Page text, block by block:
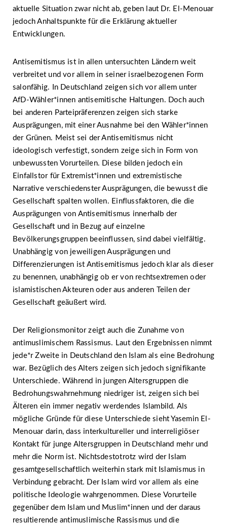
aktuelle Situation zwar nicht ab, geben laut Dr. El-Menouar
jedoch Anhaltspunkte für die Erklärung aktueller
Entwicklungen.
Antisemitismus ist in allen untersuchten Ländern weit
verbreitet und vor allem in seiner israelbezogenen Form
salonfähig. In Deutschland zeigen sich vor allem unter
AfD-Wähler*innen antisemitische Haltungen. Doch auch
bei anderen Parteipräferenzen zeigen sich starke
Ausprägungen, mit einer Ausnahme bei den Wähler*innen
der Grünen. Meist sei der Antisemitismus nicht
ideologisch verfestigt, sondern zeige sich in Form von
unbewussten Vorurteilen. Diese bilden jedoch ein
Einfallstor für Extremist*innen und extremistische
Narrative verschiedenster Ausprägungen, die bewusst die
Gesellschaft spalten wollen. Einflussfaktoren, die die
Ausprägungen von Antisemitismus innerhalb der
Gesellschaft und in Bezug auf einzelne
Bevölkerungsgruppen beeinflussen, sind dabei vielfältig.
Unabhängig von jeweiligen Ausprägungen und
Differenzierungen ist Antisemitismus jedoch klar als dieser
zu benennen, unabhängig ob er von rechtsextremen oder
islamistischen Akteuren oder aus anderen Teilen der
Gesellschaft geäußert wird.
Der Religionsmonitor zeigt auch die Zunahme von
antimuslimischem Rassismus. Laut den Ergebnissen nimmt
jede*r Zweite in Deutschland den Islam als eine Bedrohung
war. Bezüglich des Alters zeigen sich jedoch signifikante
Unterschiede. Während in jungen Altersgruppen die
Bedrohungswahrnehmung niedriger ist, zeigen sich bei
Älteren ein immer negativ werdendes Islambild. Als
mögliche Gründe für diese Unterschiede sieht Yasemin El-
Menouar darin, dass interkultureller und interreligiöser
Kontakt für junge Altersgruppen in Deutschland mehr und
mehr die Norm ist. Nichtsdestotrotz wird der Islam
gesamtgesellschaftlich weiterhin stark mit Islamismus in
Verbindung gebracht. Der Islam wird vor allem als eine
politische Ideologie wahrgenommen. Diese Vorurteile
gegenüber dem Islam und Muslim*innen und der daraus
resultierende antimuslimische Rassismus und die